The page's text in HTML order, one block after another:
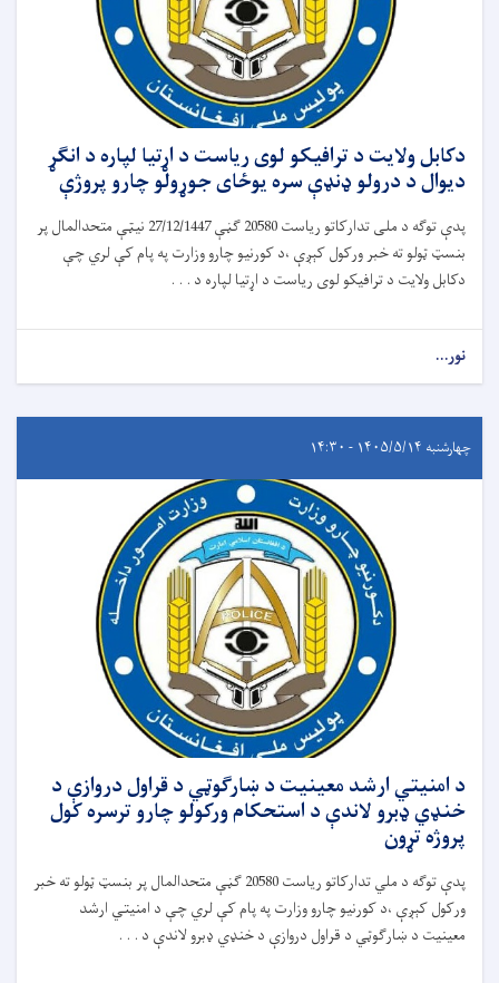
دکابل ولایت د ترافیکو لوی ریاست د اړتیا لپاره د انګړ
دیوال د درولو ډنډې سره یوځای جوړولو چارو پروژې
پدې توګه د ملی تدارکاتو ریاست 20580 ګڼې 27/12/1447 نیټې متحدالمال پر
بنسټ ټولو ته خبر ورکول کېږې ،د کورنیو چارو وزارت په پام کې لري چې
دکابل ولایت د ترافیکو لوی ریاست د اړتیا لپاره د . . .
نور...
چهارشنبه ۱۴۰۵/۵/۱۴ - ۱۴:۳۰
د امنیتي ارشد معینیت د ښارګوټي د قراول دروازې د
خنډي ډبرو لاندې د استحکام ورکولو چارو ترسره کول
پروژه تړون
پدې توګه د ملي تدارکاتو ریاست 20580 ګڼې متحدالمال پر بنسټ ټولو ته خبر
ورکول کېږې ،د کورنیو چارو وزارت په پام کې لري چې د امنیتي ارشد
معینیت د ښارګوټي د قراول دروازې د خنډي ډبرو لاندې د . . .